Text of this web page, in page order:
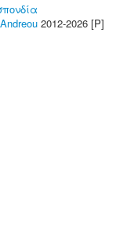
2012-2026 [P]